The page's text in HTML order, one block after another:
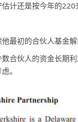
估计还是按今年的
最初的合伙人基金
合伙人的资金长期
。